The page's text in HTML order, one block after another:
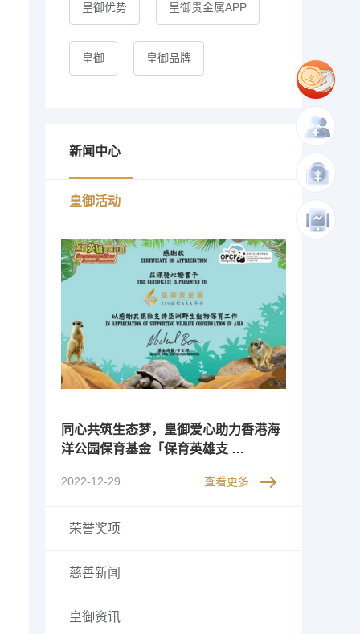
皇御优势 皇御贵金属APP
皇御 皇御品牌
新闻中心
皇御活动
同心共筑生态梦，皇御爱心助力香港海
洋公园保育基金「保育英雄支 …
2022-12-29 查看更多
荣誉奖项
慈善新闻
皇御资讯